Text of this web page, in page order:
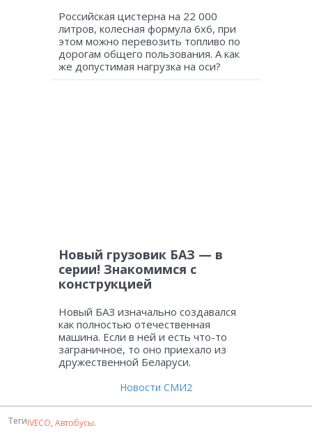
Российская цистерна на 22 000
литров, колесная формула 6х6, при
этом можно перевозить топливо по
дорогам общего пользования. А как
же допустимая нагрузка на оси?
Новый грузовик БАЗ — в
серии! Знакомимся с
конструкцией
Новый БАЗ изначально создавался
как полностью отечественная
машина. Если в ней и есть что-то
заграничное, то оно приехало из
дружественной Беларуси.
Новости СМИ2
ТегиIVECO, Автобусы.